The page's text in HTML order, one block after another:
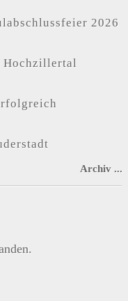
2026
Hochzillertal
Archiv ...